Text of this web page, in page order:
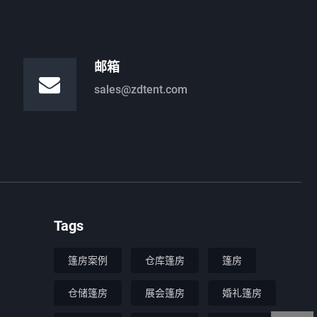
邮箱
sales@zdtent.com
Tags
篷房案例 仓库篷房 篷房
仓储篷房 展会篷房 婚礼篷房